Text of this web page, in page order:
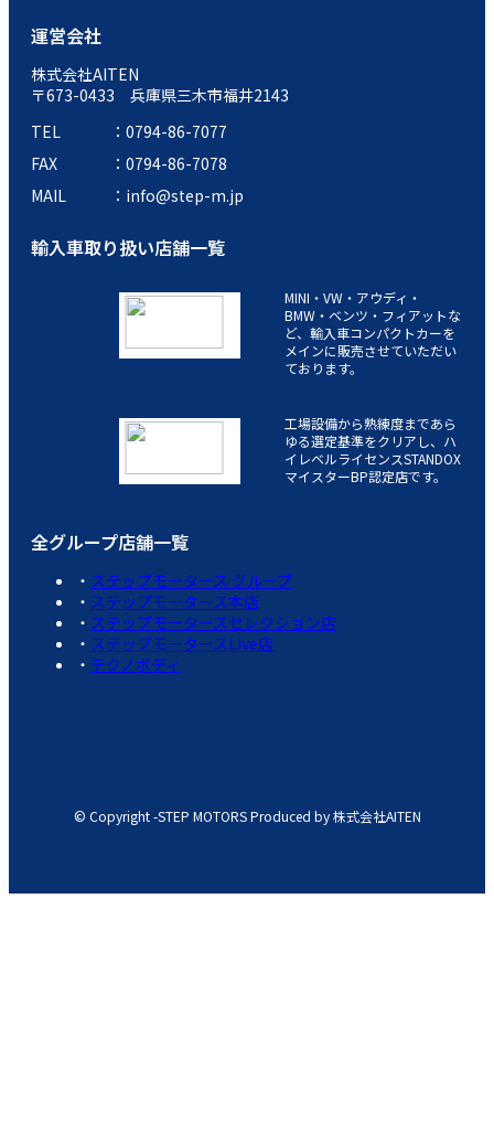
運営会社
株式会社AITEN
〒673-0433 兵庫県三木市福井2143
TEL
0794-86-7077
FAX
0794-86-7078
MAIL
info@step-m.jp
輸入車取り扱い店舗一覧
MINI・VW・アウディ・
BMW・ベンツ・フィアットな
ど、輸入車コンパクトカーを
メインに販売させていただい
ております。
工場設備から熟練度まであら
ゆる選定基準をクリアし、ハ
イレベルライセンスSTANDOX
マイスターBP認定店です。
全グループ店舗一覧
ステップモータース グループ
ステップモータース本店
ステップモータースセレクション店
ステップモータースLive店
テクノボディ
© Copyright -STEP MOTORS Produced by 株式会社AITEN